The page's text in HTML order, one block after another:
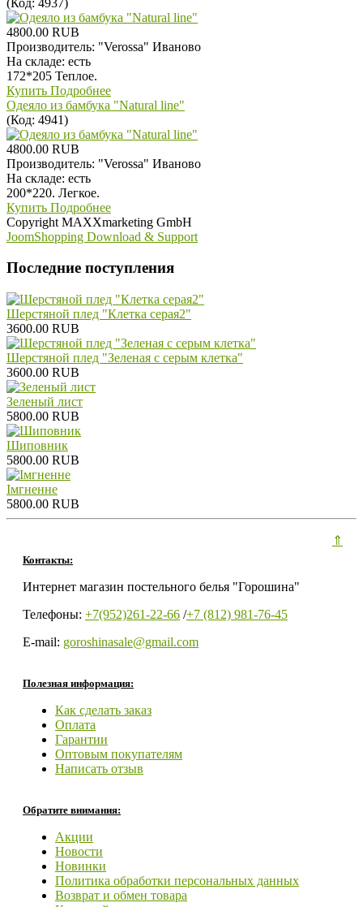
4800.00 RUB
Производитель: "Verossa" Иваново
На складе: есть
172*205 Теплое.
Купить Подробнее
Одеяло из бамбука "Natural line"
(Код: 4941)
4800.00 RUB
Производитель: "Verossa" Иваново
На складе: есть
200*220. Легкое.
Купить Подробнее
Copyright MAXXmarketing GmbH
JoomShopping Download & Support
Последние поступления
Шерстяной плед "Клетка серая2"
3600.00 RUB
Шерстяной плед "Зеленая с серым клетка"
3600.00 RUB
Зеленый лист
5800.00 RUB
Шиповник
5800.00 RUB
Iмгненне
5800.00 RUB
Контакты:
Интернет магазин постельного белья "Горошина"
Телефоны: +7(952)261-22-66 /+7 (812) 981-76-45
E-mail: goroshinasale@gmail.com
Полезная информация:
Как сделать заказ
Оплата
Гарантии
Оптовым покупателям
Написать отзыв
Обратите внимания:
Акции
Новости
Новинки
Политика обработки персональных данных
Возврат и обмен товара
⇑